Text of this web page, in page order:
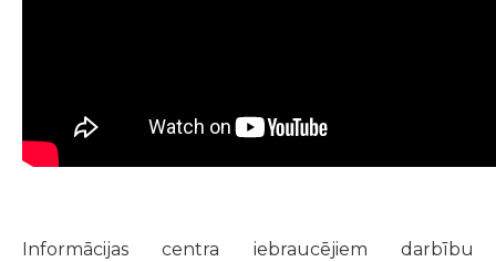
Informācijas centra iebraucējiem darbību